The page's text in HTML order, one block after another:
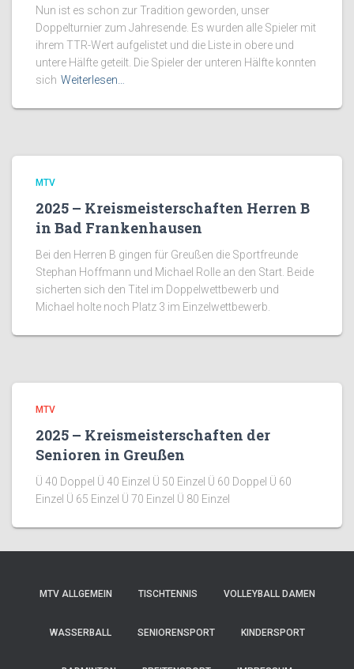
Nun ist es schon zur Tradition geworden, unser
Doppelturnier zum Jahresende. Es wurden alle Spieler mit
ihrem TTR-Wert aufgelistet und die Liste in obere und
untere Hälfte geteilt. Die Spieler der unteren Hälfte konnten
sich Weiterlesen…
MTV
2025 – Kreismeisterschaften Herren B
in Bad Frankenhausen
Bei den Herren B gingen für Greußen die Sportfreunde
Stephan Hoffmann und Michael Rolle an den Start. Beide
sicherten sich den Titel im Doppelwettbewerb und
Michael holte noch Platz 3 im Einzelwettbewerb.
MTV
2025 – Kreismeisterschaften der
Senioren in Greußen
Ü 40 Doppel Ü 40 Einzel Ü 50 Einzel Ü 60 Doppel Ü 60
Einzel Ü 65 Einzel Ü 70 Einzel Ü 80 Einzel
MTV ALLGEMEIN TISCHTENNIS VOLLEYBALL DAMEN
WASSERBALL SENIORENSPORT KINDERSPORT